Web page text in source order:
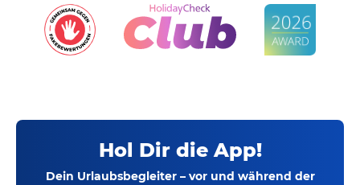
Hol Dir die App!
Dein Urlaubsbegleiter – vor und während der